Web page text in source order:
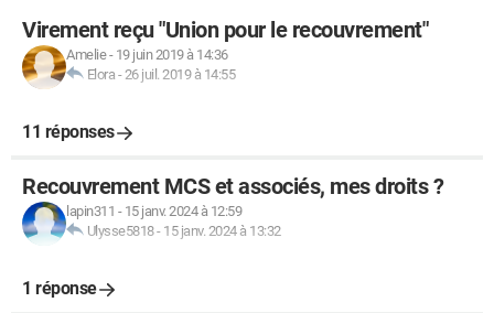
Virement reçu "Union pour le recouvrement"
Amelie- 19 juin 2019 à 14:36
Elora -26 juil. 2019 à 14:55
11 réponses
Recouvrement MCS et associés, mes droits ?
lapin311 - 15 janv. 2024 à 12:59
Ulysse5818- 15 janv. 2024 à 13:32
1 réponse